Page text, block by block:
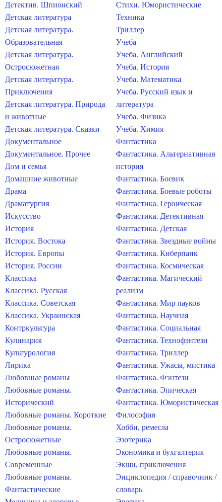
Детектив. Шпионский
Детская литература
Детская литература.
Образовательная
Детская литература.
Остросюжетная
Детская литература.
Приключения
Детская литература. Природа
и животные
Детская литература. Сказки
Документальное
Документальное. Прочее
Дом и семья
Домашние животные
Драма
Драматургия
Искусство
История
История. Востока
История. Европы
История. России
Классика
Классика. Русская
Классика. Советская
Классика. Украинская
Контркультура
Кулинария
Культурология
Лирика
Любовные романы
Любовные романы.
Исторический
Любовные романы. Короткие
Любовные романы.
Остросюжетные
Любовные романы.
Современные
Любовные романы.
Фантастические
Стихи. Юмористические
Техника
Триллер
Учеба
Учеба. Английский
Учеба. История
Учеба. Математика
Учеба. Русский язык и
литература
Учеба. Физика
Учеба. Химия
Фантастика
Фантастика. Альтернативная
история
Фантастика. Боевик
Фантастика. Боевые роботы
Фантастика. Героическая
Фантастика. Детективная
Фантастика. Детская
Фантастика. Звездные войны
Фантастика. Киберпанк
Фантастика. Космическая
Фантастика. Магический
реализм
Фантастика. Мир пауков
Фантастика. Научная
Фантастика. Социальная
Фантастика. Технофэнтези
Фантастика. Триллер
Фантастика. Ужасы, мистика
Фантастика. Фэнтези
Фантастика. Эпическая
Фантастика. Юмористическая
Философия
Хобби, ремесла
Эзотерика
Экономика и бухгалтерия
Экшн, приключения
Энциклопедия / справочник /
словарь